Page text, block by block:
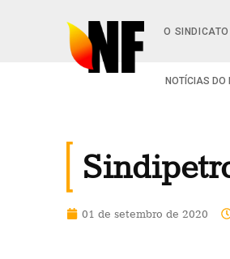
O SINDICATO
NOTÍCIAS DO
01 de setembro de 2020